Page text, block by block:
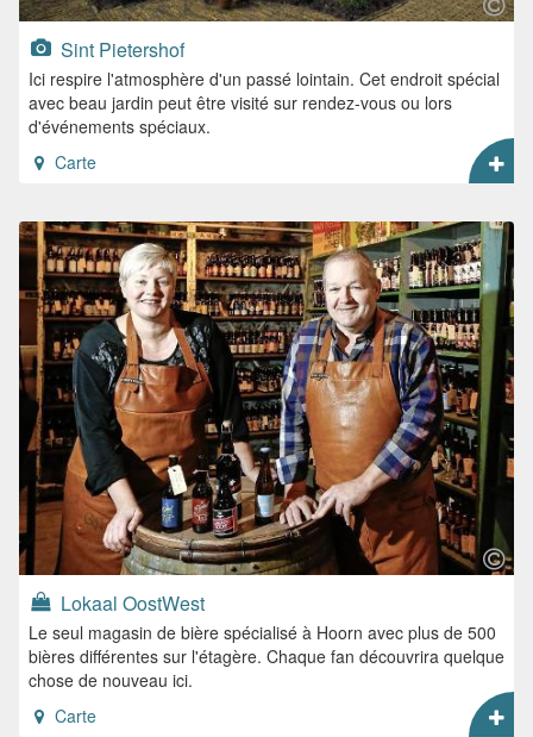
Sint Pietershof
Ici respire l'atmosphère d'un passé lointain. Cet endroit spécial
avec beau jardin peut être visité sur rendez-vous ou lors
d'événements spéciaux.
Carte
Lokaal OostWest
Le seul magasin de bière spécialisé à Hoorn avec plus de 500
bières différentes sur l'étagère. Chaque fan découvrira quelque
chose de nouveau ici.
Carte